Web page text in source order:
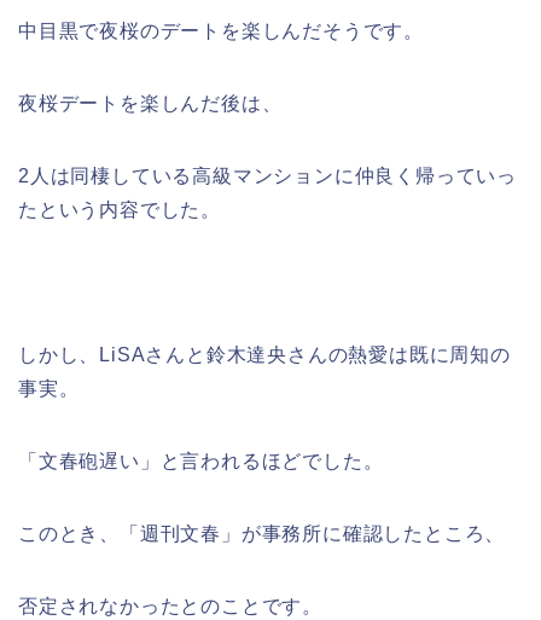
中目黒で夜桜のデートを楽しんだそうです。
夜桜デートを楽しんだ後は、
2人は同棲している高級マンションに仲良く帰っていっ
たという内容でした。
しかし、LiSAさんと鈴木達央さんの熱愛は既に周知の
事実。
「文春砲遅い」と言われるほどでした。
このとき、「週刊文春」が事務所に確認したところ、
否定されなかったとのことです。